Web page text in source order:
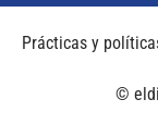
Prácticas y
©